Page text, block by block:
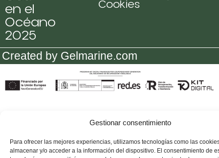
Gestionar consentimiento
Para ofrecer las mejores experiencias, utilizamos tecnologías como las
almacenar y/o acceder a la información del dispositivo. El consentimiento de
en el
Océano
2025
Cookies
Created by Gelmarine.com